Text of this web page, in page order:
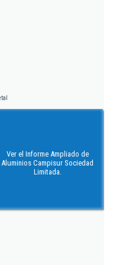
Ver el Informe Ampliado de
Aluminios Campisur Sociedad
Limitada.